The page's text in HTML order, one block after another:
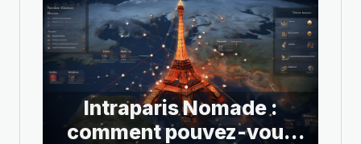
Intraparis Nomade :
comment pouvez-vous